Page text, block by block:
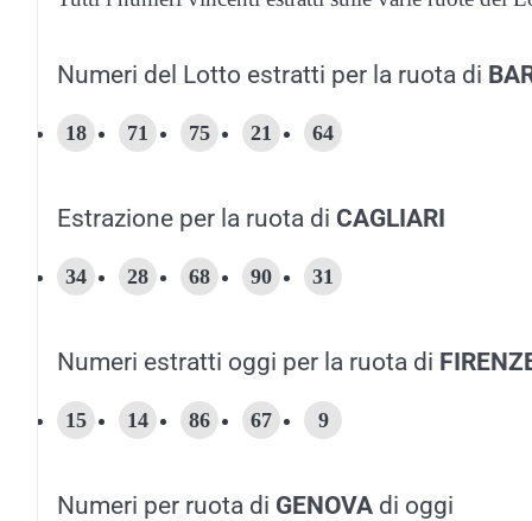
Numeri del Lotto estratti per la ruota di
18 71 75 21 64
Estrazione per la ruota di CAGLIARI
34 28 68 90 31
Numeri estratti oggi per la ruota di
15 14 86 67 9
Numeri per ruota di GENOVA di oggi